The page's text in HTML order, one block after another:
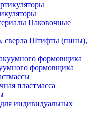
Паковочные
Штифты (пины),
формовщика
пластмасса
индивидуальных